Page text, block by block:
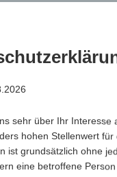
in Männchenform
Werbefläche
28 x 18
Nr.
sehr über Ihr Interesse
hohen Stellenwert
ist grundsätzlich ohne
eine betroffene